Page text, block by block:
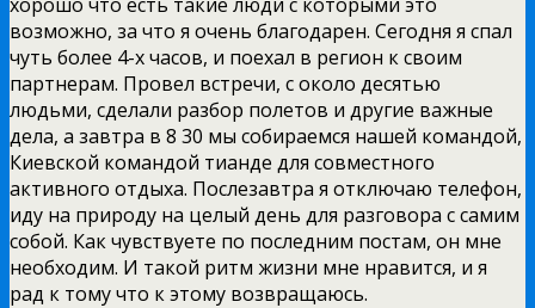
возможно, за что я очень благодарен. Сегодня я спал
чуть более 4-х часов, и поехал в регион к своим
партнерам. Провел встречи, с около десятью
людьми, сделали разбор полетов и другие важные
дела, а завтра в 8 30 мы собираемся нашей командой,
Киевской командой тианде для совместного
активного отдыха. Послезавтра я отключаю телефон,
иду на природу на целый день для разговора с самим
собой. Как чувствуете по последним постам, он мне
необходим. И такой ритм жизни мне нравится, и я
рад к тому что к этому возвращаюсь.